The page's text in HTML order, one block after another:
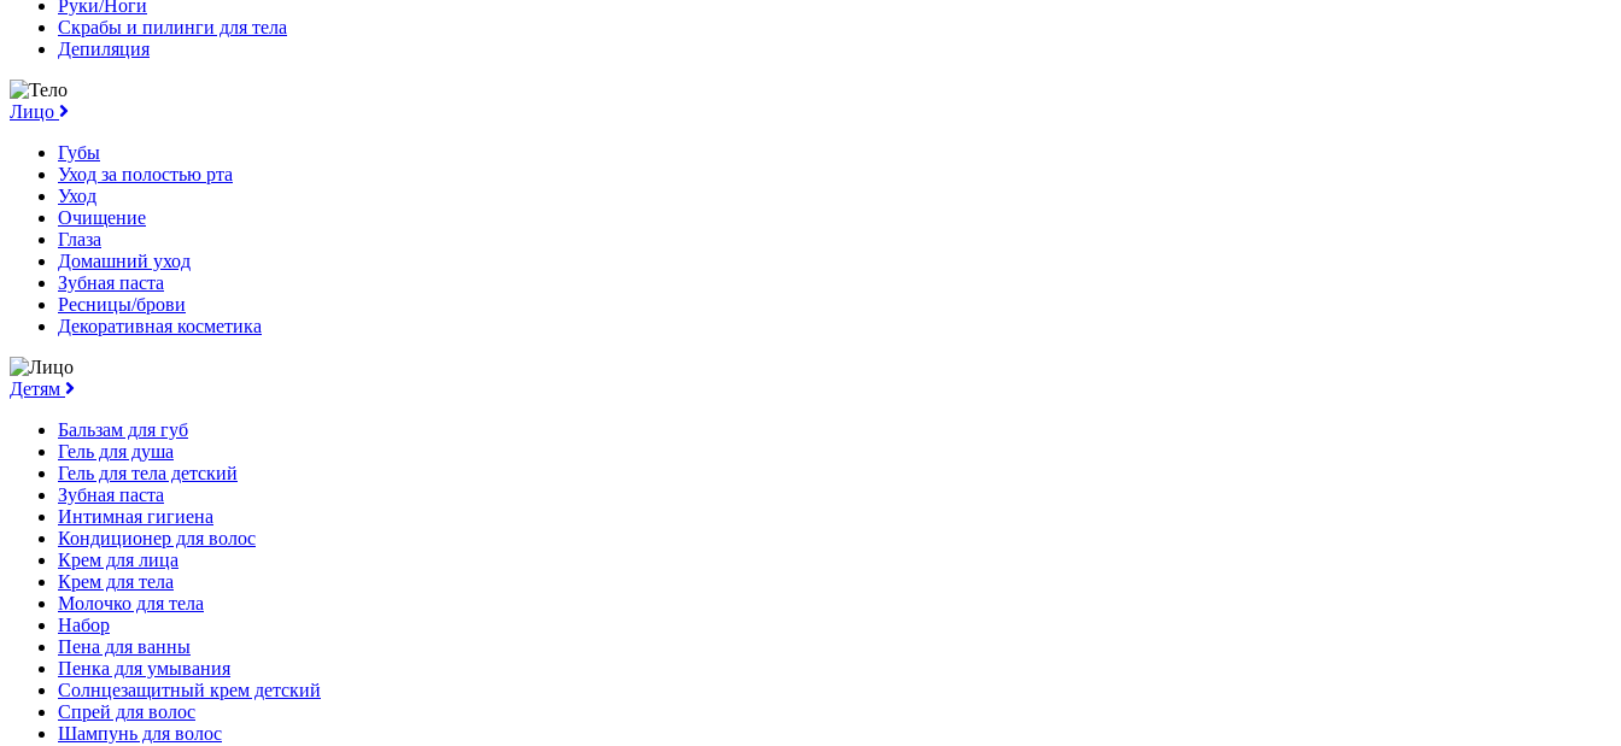
Руки/Ноги
Скрабы и пилинги для тела
Депиляция
Лицо
Губы
Уход за полостью рта
Уход
Очищение
Глаза
Домашний уход
Зубная паста
Ресницы/брови
Декоративная косметика
Детям
Бальзам для губ
Гель для душа
Гель для тела детский
Зубная паста
Интимная гигиена
Кондиционер для волос
Крем для лица
Крем для тела
Молочко для тела
Набор
Пена для ванны
Пенка для умывания
Солнцезащитный крем детский
Спрей для волос
Шампунь для волос